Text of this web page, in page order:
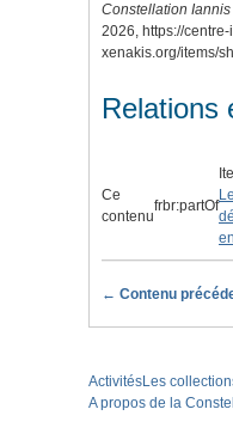
Constellation Iannis
2026, https://
xenakis.org/items/
Relations
Ce
contenu
frbr:partOf
← Contenu
ActivitésLes
A propos de la